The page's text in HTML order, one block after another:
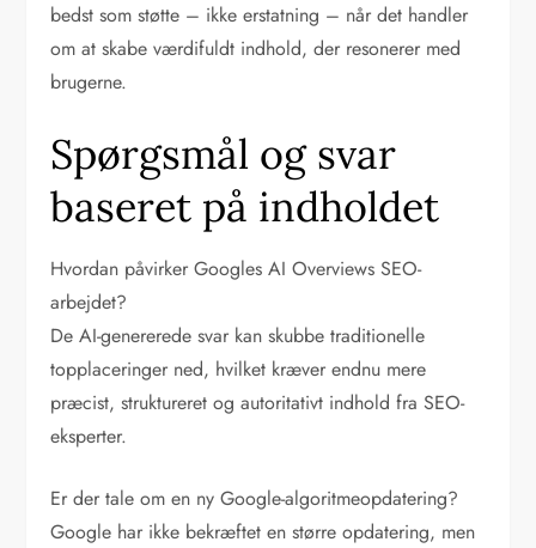
bedst som støtte – ikke erstatning – når det handler
om at skabe værdifuldt indhold, der resonerer med
brugerne.
Spørgsmål og svar
baseret på indholdet
Hvordan påvirker Googles AI Overviews SEO-
arbejdet?
De AI-genererede svar kan skubbe traditionelle
topplaceringer ned, hvilket kræver endnu mere
præcist, struktureret og autoritativt indhold fra SEO-
eksperter.
Er der tale om en ny Google-algoritmeopdatering?
Google har ikke bekræftet en større opdatering, men